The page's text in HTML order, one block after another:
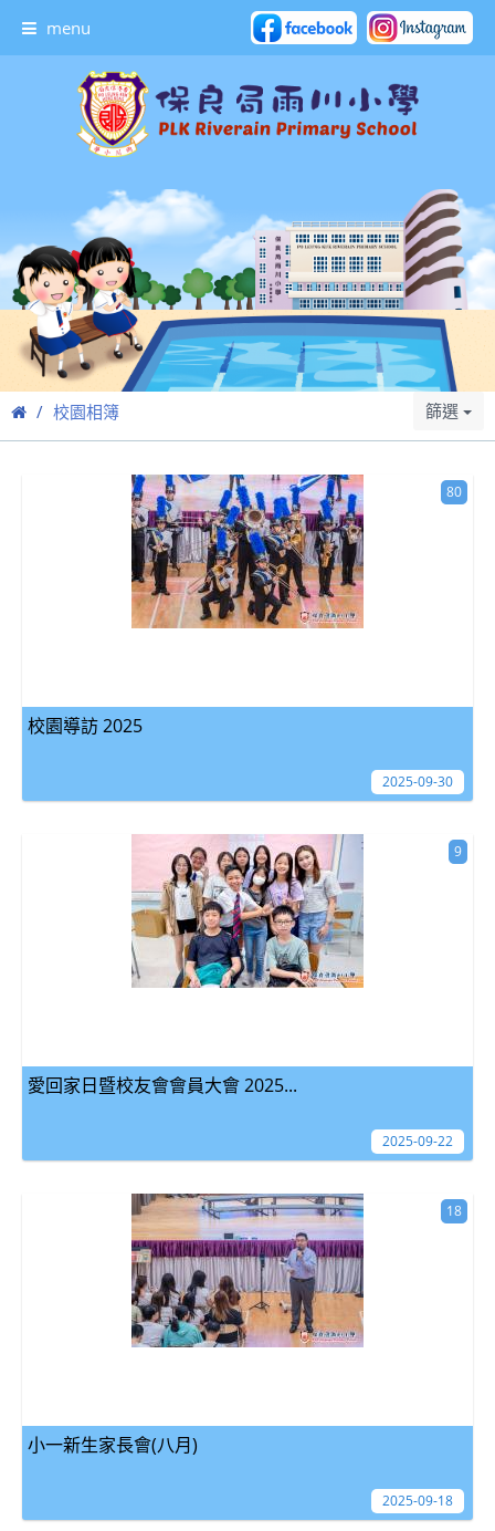
menu
校園相簿 篩選
校園導訪 2025
80
2025-09-30
愛回家日暨校友會會員大會 2025...
9
2025-09-22
小一新生家長會(八月)
18
2025-09-18